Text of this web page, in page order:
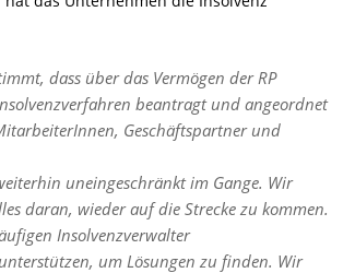
dass über das Vermögen der RP
beantragt und angeordnet
Geschäftspartner und
uneingeschränkt im Gange. Wir
daran, wieder auf die Strecke zu kommen.
Insolvenzverwalter
um Lösungen zu finden. Wir